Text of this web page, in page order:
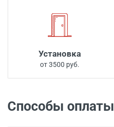
Установка
от 3500 руб.
Способы оплаты